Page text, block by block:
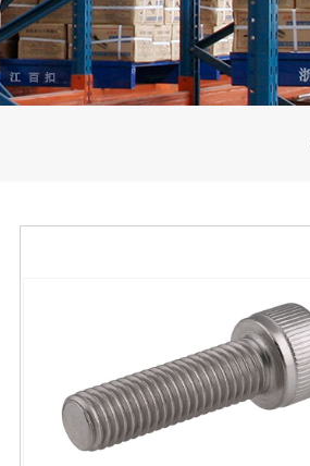
光伏行业解决方
新能源电池行业